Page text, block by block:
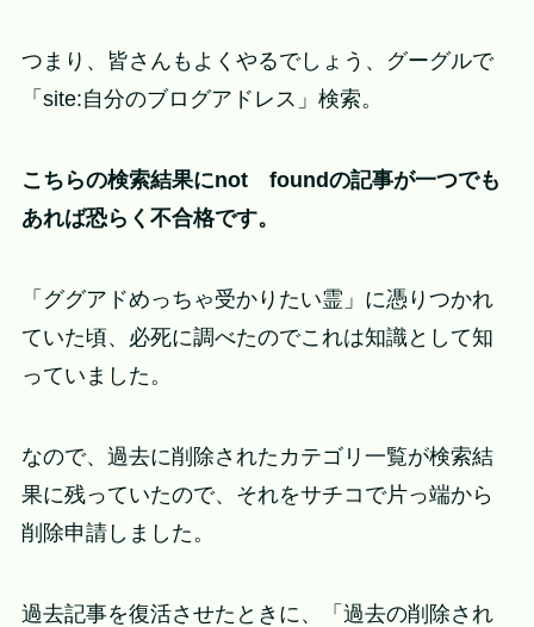
つまり、皆さんもよくやるでしょう、グーグルで
「site:自分のブログアドレス」検索。
こちらの検索結果にnot foundの記事が一つでも
あれば恐らく不合格です。
「ググアドめっちゃ受かりたい霊」に憑りつかれ
ていた頃、必死に調べたのでこれは知識として知
っていました。
なので、過去に削除されたカテゴリ一覧が検索結
果に残っていたので、それをサチコで片っ端から
削除申請しました。
過去記事を復活させたときに、「過去の削除され